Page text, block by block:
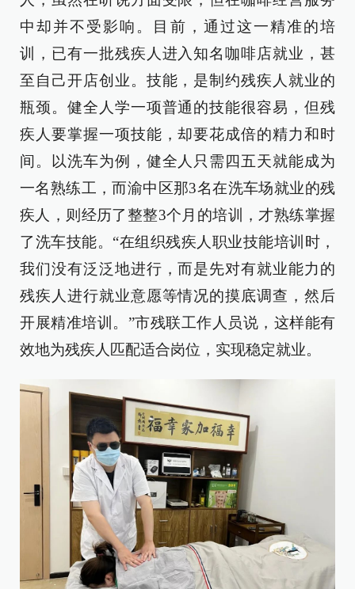
中却并不受影响。目前，通过这一精准的培
训，已有一批残疾人进入知名咖啡店就业，甚
至自己开店创业。技能，是制约残疾人就业的
瓶颈。健全人学一项普通的技能很容易，但残
疾人要掌握一项技能，却要花成倍的精力和时
间。以洗车为例，健全人只需四五天就能成为
一名熟练工，而渝中区那3名在洗车场就业的残
疾人，则经历了整整3个月的培训，才熟练掌握
了洗车技能。“在组织残疾人职业技能培训时，
我们没有泛泛地进行，而是先对有就业能力的
残疾人进行就业意愿等情况的摸底调查，然后
开展精准培训。”市残联工作人员说，这样能有
效地为残疾人匹配适合岗位，实现稳定就业。